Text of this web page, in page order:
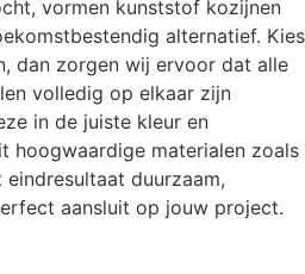
vormen kunststof kozijnen
alternatief. Kies
dan zorgen wij ervoor dat alle
volledig op elkaar zijn
in de juiste kleur en
hoogwaardige materialen zoals
duurzaam,
aansluit op jouw project.